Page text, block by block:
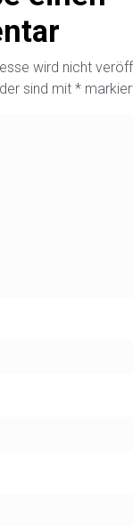
wird nicht
sind mit *